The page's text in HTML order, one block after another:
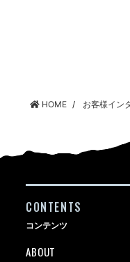
HOME お客様イン
CONTENTS
コンテンツ
ABOUT